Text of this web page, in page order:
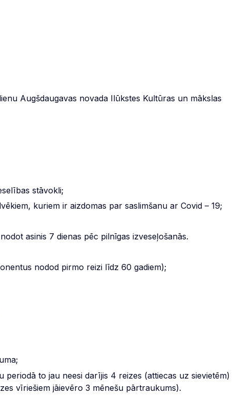
Augšdaugavas novada Ilūkstes Kultūras un mākslas
stāvokli;
kuriem ir aizdomas par saslimšanu ar Covid – 19;
asinis 7 dienas pēc pilnīgas izveseļošanās.
nodod pirmo reizi līdz 60 gadiem);
periodā to jau neesi darījis 4 reizes (attiecas uz sievietēm)
vīriešiem jāievēro 3 mēnešu pārtraukums).